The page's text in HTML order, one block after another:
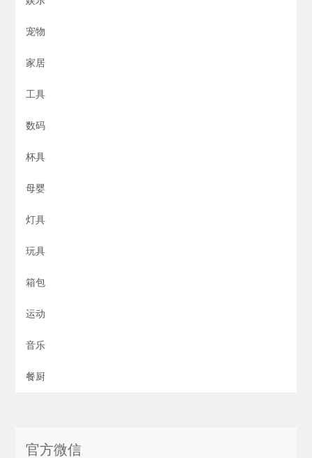
宠物
家居
工具
数码
杯具
母婴
灯具
玩具
箱包
运动
音乐
餐厨
官方微信